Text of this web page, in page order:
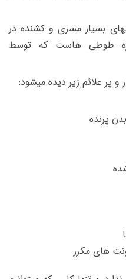
بسیار مسری و کشنده در
طوطی هاست که توسط
و پر علائم زیر دیده میشود:
پرنده
های مکرر